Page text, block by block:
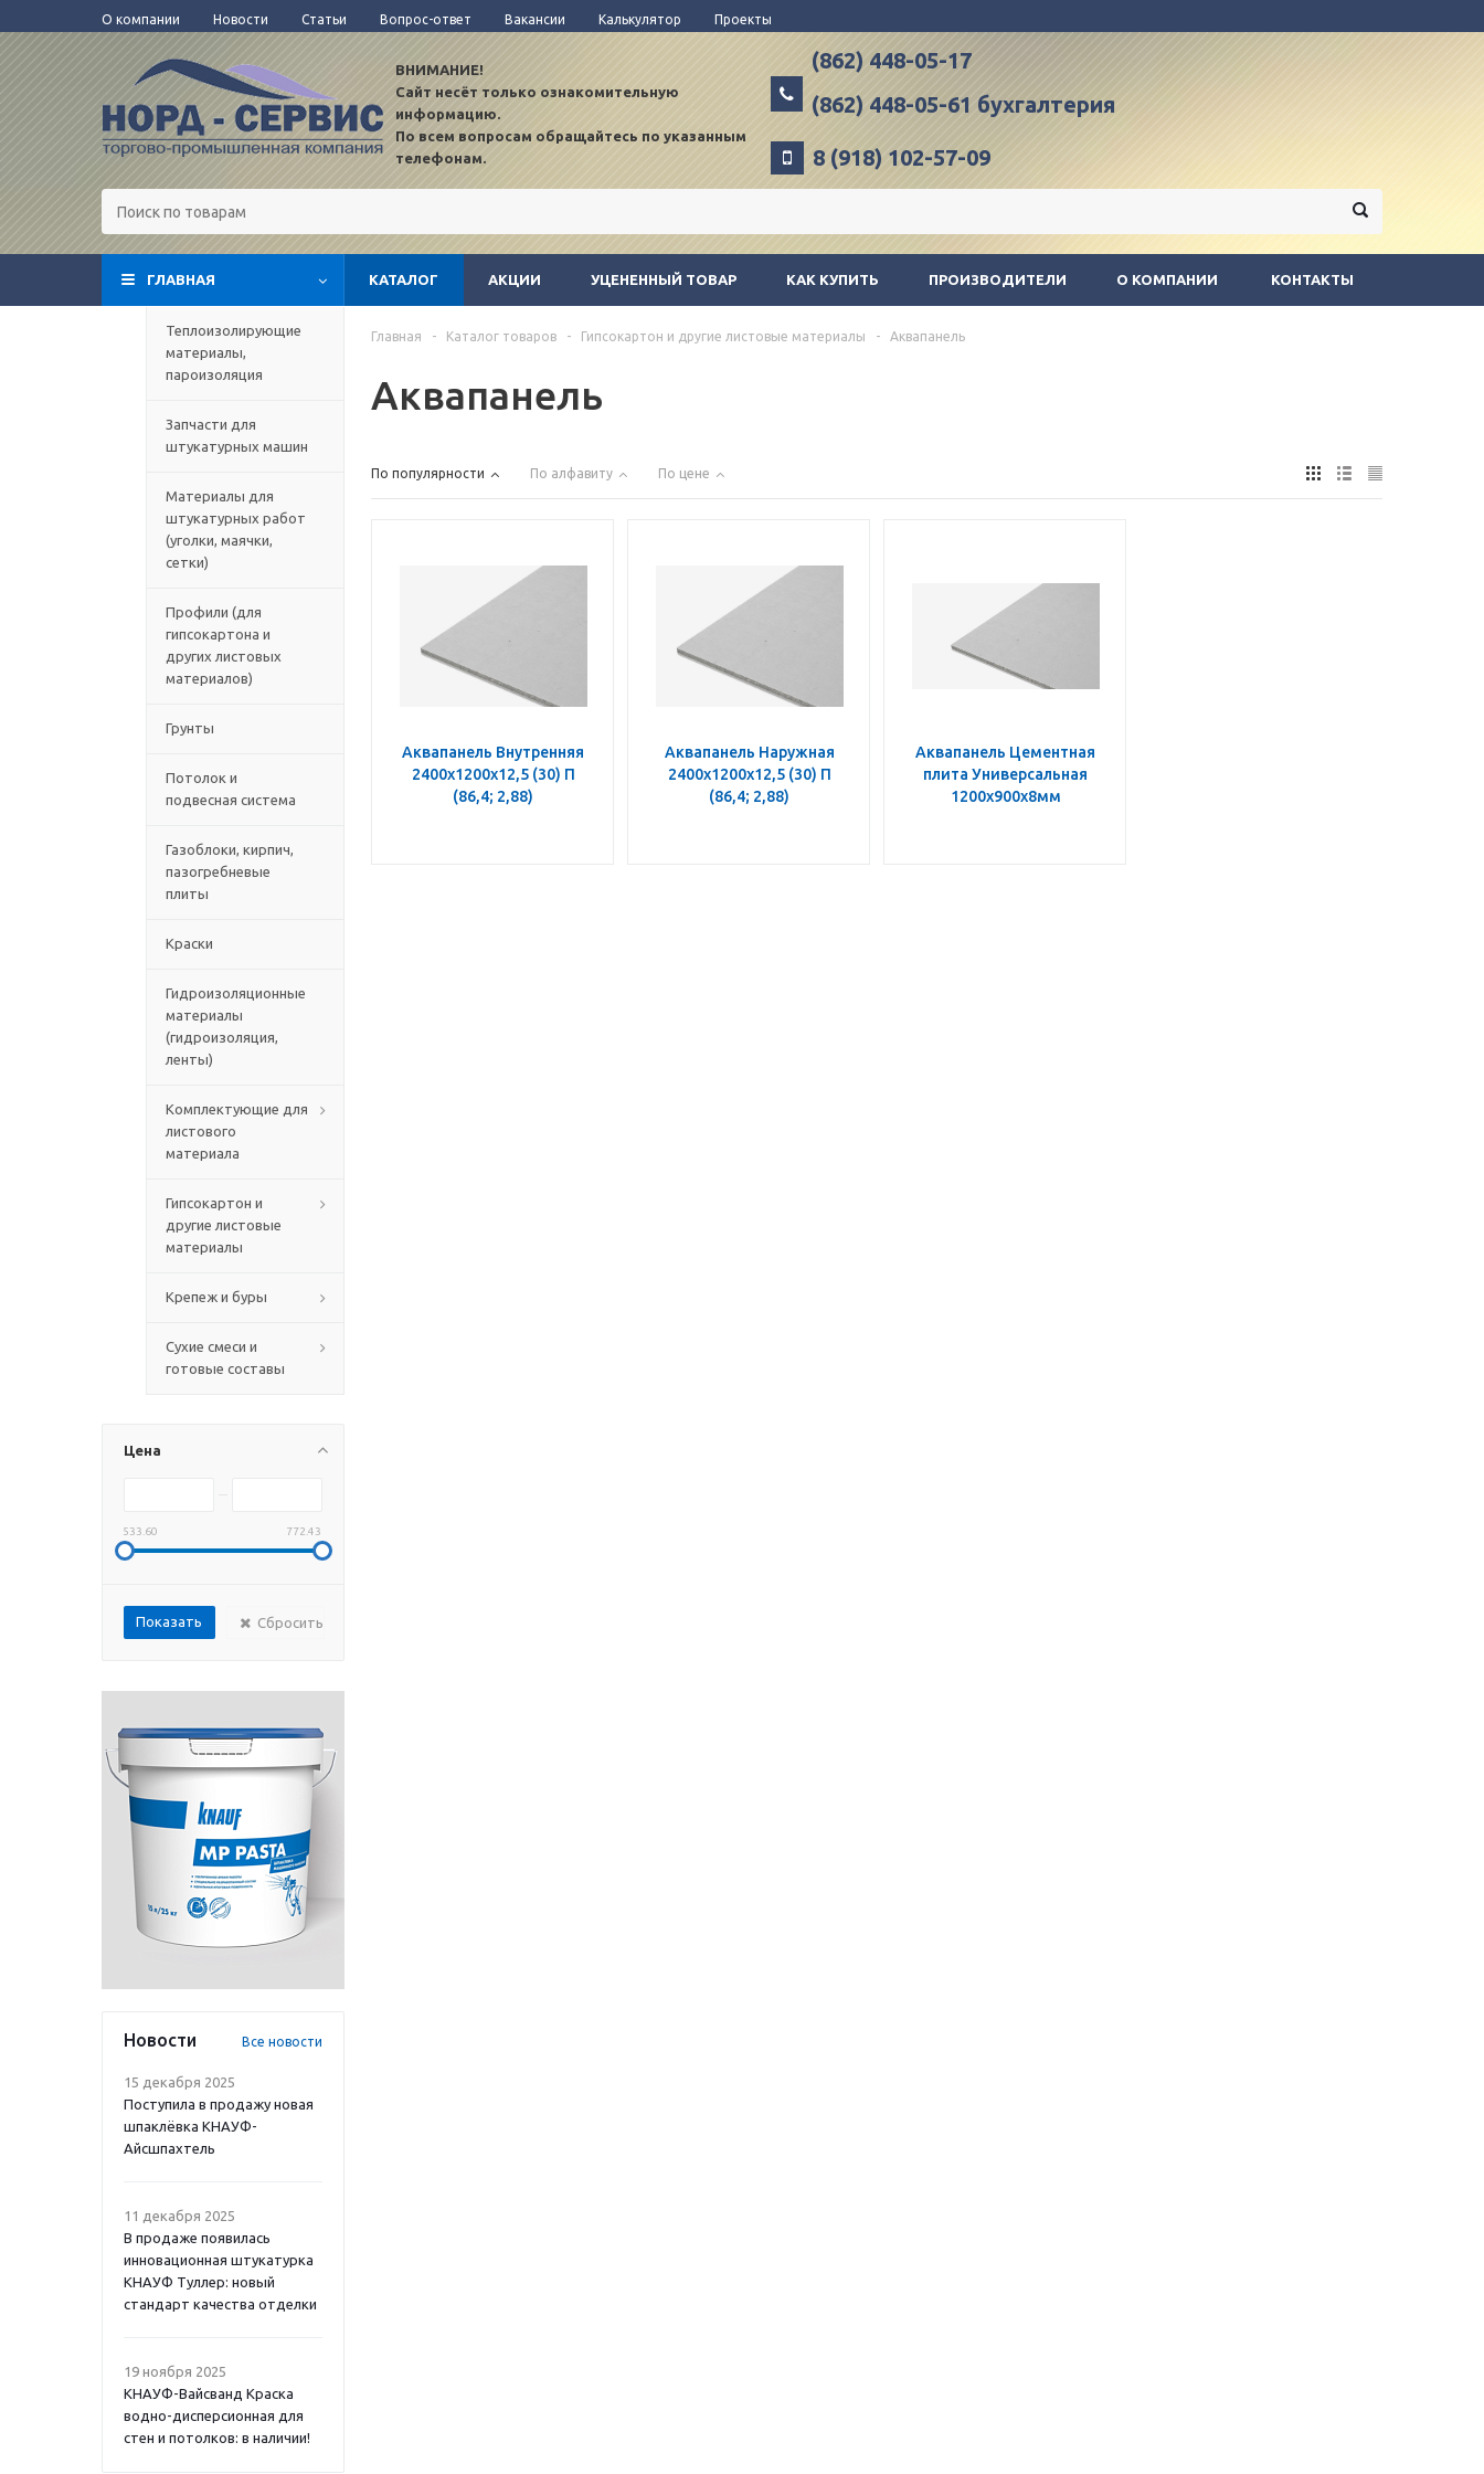
О компании Новости Статьи Вопрос-ответ Вакансии Калькулятор Проекты
ВНИМАНИЕ!
Сайт несёт только ознакомительную
информацию.
По всем вопросам обращайтесь по указанным
телефонам.
(862) 448-05-17
(862) 448-05-61 бухгалтерия
8 (918) 102-57-09
ГЛАВНАЯ TEST12
КАТАЛОГ АКЦИИ УЦЕНЕННЫЙ ТОВАР КАК КУПИТЬ ПРОИЗВОДИТЕЛИ О КОМПАНИИ КОНТАКТЫ
Теплоизолирующие
материалы,
пароизоляция
Запчасти для
штукатурных машин
Материалы для
штукатурных работ
(уголки, маячки,
сетки)
Профили (для
гипсокартона и
других листовых
материалов)
Грунты
Потолок и
подвесная система
Газоблоки, кирпич,
пазогребневые
плиты
Краски
Гидроизоляционные
материалы
(гидроизоляция,
ленты)
Комплектующие для
листового
материала
Гипсокартон и
другие листовые
материалы
Крепеж и буры
Сухие смеси и
готовые составы
Цена
533.60 772.43
Сбросить
Новости Все новости
15 декабря 2025
Поступила в продажу новая
шпаклёвка КНАУФ-
Айсшпахтель
11 декабря 2025
В продаже появилась
инновационная штукатурка
КНАУФ Туллер: новый
стандарт качества отделки
19 ноября 2025
КНАУФ-Вайсванд Краска
водно-дисперсионная для
стен и потолков: в наличии!
Главная - Каталог товаров - Гипсокартон и другие листовые материалы - Аквапанель
Аквапанель
По популярности По алфавиту По цене
Аквапанель Внутренняя
2400х1200х12,5 (30) П
(86,4; 2,88)
Аквапанель Наружная
2400х1200х12,5 (30) П
(86,4; 2,88)
Аквапанель Цементная
плита Универсальная
1200x900x8мм